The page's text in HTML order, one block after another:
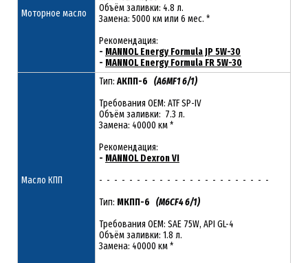
Моторное масло
Объём заливки: 4.8 л.
Замена: 5000 км или 6 мес. *
Рекомендация:
- MANNOL Energy Formula JP 5W-30
- MANNOL Energy Formula FR 5W-30
Масло КПП
Тип: АКПП-6 (A6MF1 6/1)
Требования OEM: ATF SP-IV
Объём заливки: 7.3 л.
Замена: 40000 км *
Рекомендация:
- MANNOL Dexron VI
- - - - - - - - - - - - - - - - - - - - - - -
Тип: МКПП-6 (M6CF4 6/1)
Требования OEM: SAE 75W, API GL-4
Объём заливки: 1.8 л.
Замена: 40000 км *